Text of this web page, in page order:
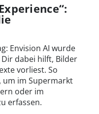
Envision AI wurde
dabei hilft, Bilder
vorliest. So
um im Supermarkt
oder im
erfassen.